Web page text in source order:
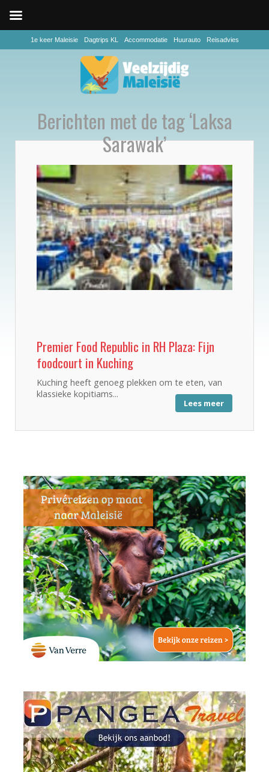
1e keer Maleisie Dagtrips KL Accommodatie Huurauto Reisadvies
Berichten met de tag ‘Laksa
Sarawak’
Premier Food Republic in RH Plaza: Fijn
foodcourt in Kuching
Kuching heeft genoeg plekken om te eten, van
klassieke kopitiams...
Lees meer